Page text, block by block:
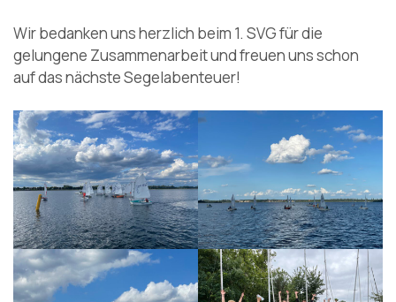
Wir bedanken uns herzlich beim 1. SVG für die
gelungene Zusammenarbeit und freuen uns schon
auf das nächste Segelabenteuer!